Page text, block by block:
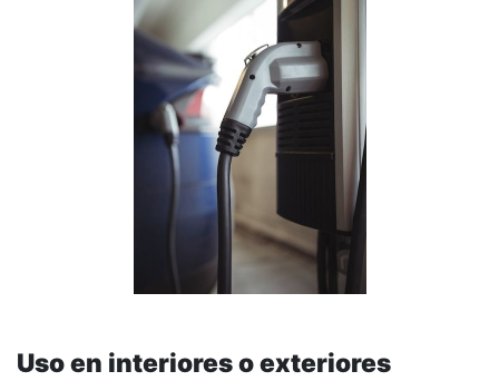
Uso en interiores o exteriores